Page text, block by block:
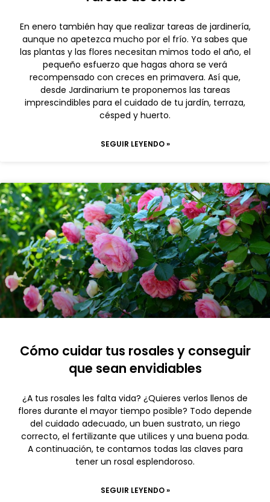
En enero también hay que realizar tareas de jardinería,
aunque no apetezca mucho por el frío. Ya sabes que
las plantas y las flores necesitan mimos todo el año, el
pequeño esfuerzo que hagas ahora se verá
recompensado con creces en primavera. Así que,
desde Jardinarium te proponemos las tareas
imprescindibles para el cuidado de tu jardín, terraza,
césped y huerto.
SEGUIR LEYENDO »
Cómo cuidar tus rosales y conseguir
que sean envidiables
¿A tus rosales les falta vida? ¿Quieres verlos llenos de
flores durante el mayor tiempo posible? Todo depende
del cuidado adecuado, un buen sustrato, un riego
correcto, el fertilizante que utilices y una buena poda.
A continuación, te contamos todas las claves para
tener un rosal esplendoroso.
SEGUIR LEYENDO »